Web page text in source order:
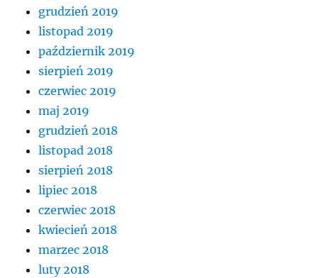
grudzień 2019
listopad 2019
październik 2019
sierpień 2019
czerwiec 2019
maj 2019
grudzień 2018
listopad 2018
sierpień 2018
lipiec 2018
czerwiec 2018
kwiecień 2018
marzec 2018
luty 2018